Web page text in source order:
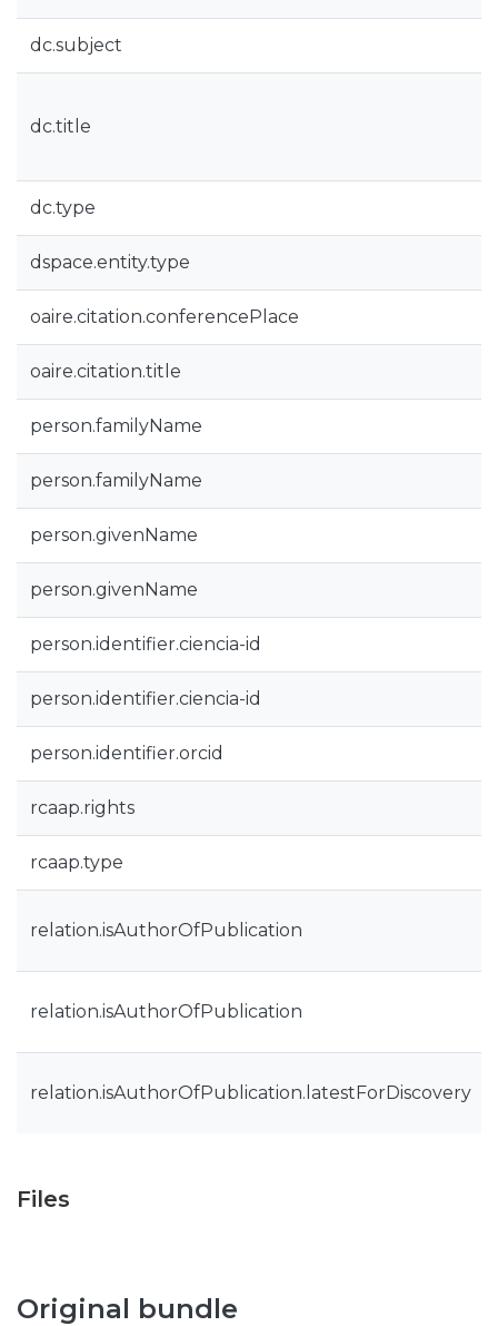
dc.subject
dc.title
dc.type
dspace.entity.type
oaire.citation.conferencePlace
oaire.citation.title
person.familyName
person.familyName
person.givenName
person.givenName
person.identifier.ciencia-id
person.identifier.ciencia-id
person.identifier.orcid
rcaap.rights
rcaap.type
relation.isAuthorOfPublication
relation.isAuthorOfPublication
relation.isAuthorOfPublication.latestForDiscovery
Files
Original bundle